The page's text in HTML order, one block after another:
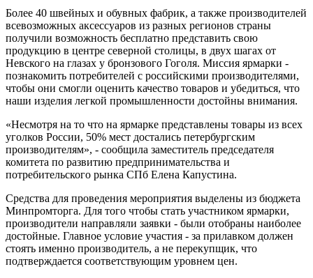
Более 40 швейных и обувных фабрик, а также производителей
всевозможных аксессуаров из разных регионов страны
получили возможность бесплатно представить свою
продукцию в центре северной столицы, в двух шагах от
Невского на глазах у бронзового Гоголя. Миссия ярмарки -
познакомить потребителей с российскими производителями,
чтобы они смогли оценить качество товаров и убедиться, что
наши изделия легкой промышленности достойны внимания.
«Несмотря на то что на ярмарке представлены товары из всех
уголков России, 50% мест достались петербургским
производителям», - сообщила заместитель председателя
комитета по развитию предпринимательства и
потребительского рынка СПб Елена Капустина.
Средства для проведения мероприятия выделены из бюджета
Минпромторга. Для того чтобы стать участником ярмарки,
производители направляли заявки - были отобраны наиболее
достойные. Главное условие участия - за прилавком должен
стоять именно производитель, а не перекупщик, что
подтверждается соответствующим уровнем цен.